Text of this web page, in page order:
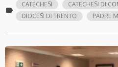
label
CATECHESI
CATECHESI DI
DIOCESI DI TRENTO
PADRE